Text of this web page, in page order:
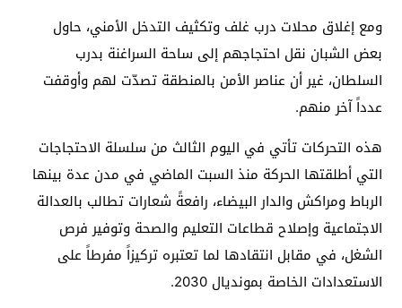
ومع إغلاق محلات درب غلف وتكثيف التدخل الأمني، حاول
بعض الشبان نقل احتجاجهم إلى ساحة السراغنة بدرب
السلطان، غير أن عناصر الأمن بالمنطقة تصدّت لهم وأوقفت
عدداً آخر منهم.
هذه التحركات تأتي في اليوم الثالث من سلسلة الاحتجاجات
التي أطلقتها الحركة منذ السبت الماضي في مدن عدة بينها
الرباط ومراكش والدار البيضاء، رافعةً شعارات تطالب بالعدالة
الاجتماعية وإصلاح قطاعات التعليم والصحة وتوفير فرص
الشغل، في مقابل انتقادها لما تعتبره تركيزاً مفرطاً على
الاستعدادات الخاصة بمونديال 2030.